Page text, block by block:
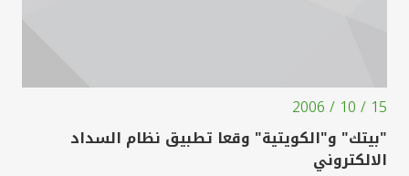
15 / 10 / 2006
"بيتك" و"الكويتية" وقعا تطبيق نظام السداد
الالكتروني